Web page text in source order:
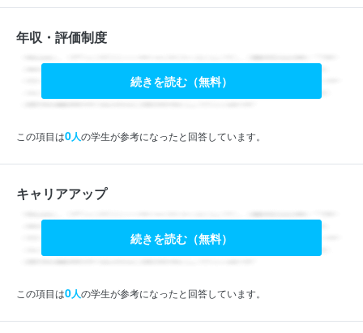
年収・評価制度
続きを読む（無料）
この項目は0人の学生が参考になったと回答しています。
キャリアアップ
続きを読む（無料）
この項目は0人の学生が参考になったと回答しています。